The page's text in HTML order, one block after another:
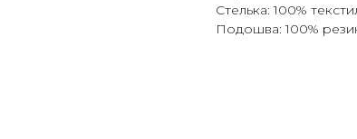
Стелька: 100%
Подошва: 100%